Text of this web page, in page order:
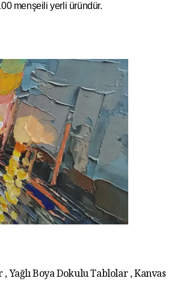
menşeili yerli üründür.
, Yağlı Boya Dokulu Tablolar , Kanvas